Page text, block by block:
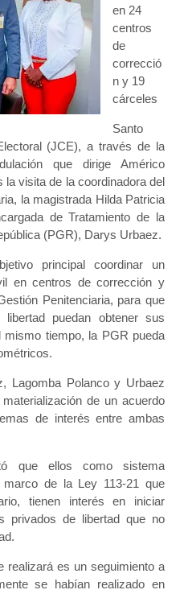
en 24
centros
de
correcció
n y 19
cárceles
Santo
(JCE), a través de la
que dirige Américo
visita de la coordinadora del
la magistrada Hilda Patricia
de Tratamiento de la
(PGR), Darys Urbaez.
principal coordinar un
en centros de corrección y
Penitenciaria, para que
puedan obtener sus
tiempo, la PGR pueda
Lagomba Polanco y Urbaez
de un acuerdo
de interés entre ambas
que ellos como sistema
marco de la Ley 113-21 que
tienen interés en iniciar
privados de libertad que no
realizará es un seguimiento a
se habían realizado en